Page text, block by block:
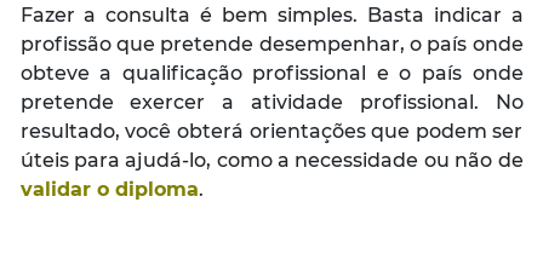
Fazer a consulta é bem simples. Basta indicar a
profissão que pretende desempenhar, o país onde
obteve a qualificação profissional e o país onde
pretende exercer a atividade profissional. No
resultado, você obterá orientações que podem ser
úteis para ajudá-lo, como a necessidade ou não de
validar o diploma.